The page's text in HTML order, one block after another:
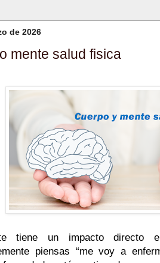
de 2026
mente salud fisica
tiene un impacto directo
piensas “me voy a